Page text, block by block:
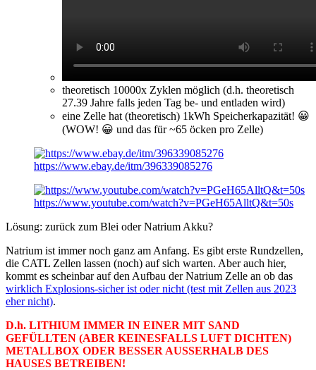
theoretisch 10000x Zyklen möglich (d.h. theoretisch
27.39 Jahre falls jeden Tag be- und entladen wird)
eine Zelle hat (theoretisch) 1kWh Speicherkapazität! 😀
(WOW! 😀 und das für ~65 öcken pro Zelle)
https://www.ebay.de/itm/396339085276
https://www.youtube.com/watch?v=PGeH65AlltQ&t=50s
Lösung: zurück zum Blei oder Natrium Akku?
Natrium ist immer noch ganz am Anfang. Es gibt erste Rundzellen,
die CATL Zellen lassen (noch) auf sich warten. Aber auch hier,
kommt es scheinbar auf den Aufbau der Natrium Zelle an ob das
wirklich Explosions-sicher ist oder nicht (test mit Zellen aus 2023
eher nicht).
D.h. LITHIUM IMMER IN EINER MIT SAND
GEFÜLLTEN (ABER KEINESFALLS LUFT DICHTEN)
METALLBOX ODER BESSER AUSSERHALB DES
HAUSES BETREIBEN!